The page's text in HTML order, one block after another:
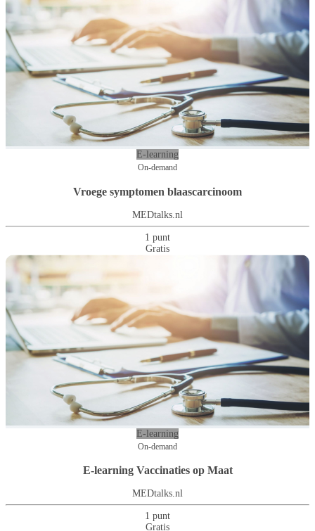
E-learning
On-demand
Vroege symptomen blaascarcinoom
MEDtalks.nl
1 punt
Gratis
E-learning
On-demand
E-learning Vaccinaties op Maat
MEDtalks.nl
1 punt
Gratis